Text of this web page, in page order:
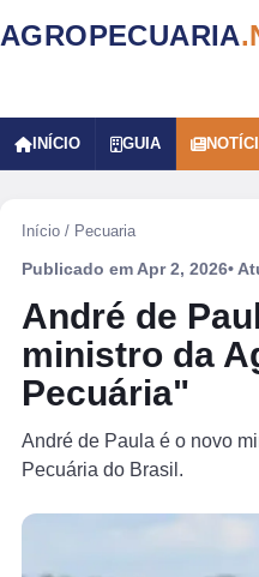
AGROPECUARIA
INÍCIO GUIA
Início / Pecuaria
Publicado em Apr 2, 2026•
André de
ministro da
Pecuária"
André de Paula é o novo
Pecuária do Brasil.